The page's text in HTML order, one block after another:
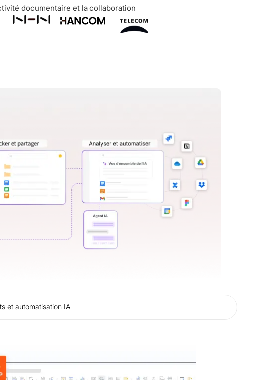
documentaire et la collaboration
et automatisation IA